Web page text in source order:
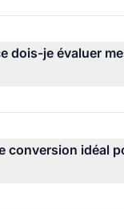
dois-je évaluer
conversion idéal